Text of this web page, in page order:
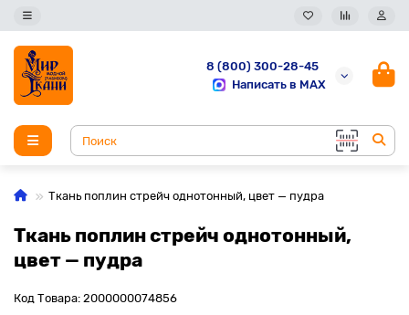
8 (800) 300-28-45
Написать в MAX
Ткань поплин стрейч однотонный, цвет — пудра
Ткань поплин стрейч однотонный,
цвет — пудра
Код Товара: 2000000074856